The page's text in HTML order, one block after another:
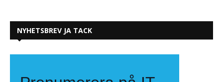
NYHETSBREV JA TACK